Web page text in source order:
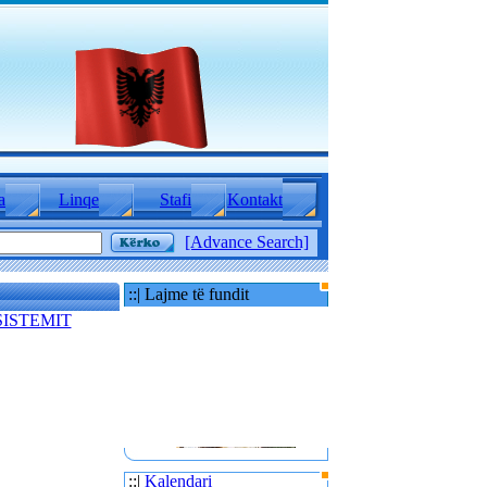
Linqe Stafi Kontakt
[Advance Search]
::| Lajme të fundit
::| Kalendari